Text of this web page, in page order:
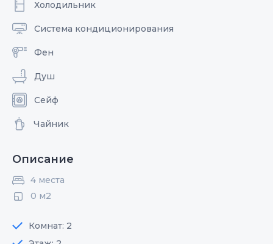
Холодильник
Система кондиционирования
Фен
Душ
Сейф
Чайник
Описание
4 места
0 м2
Комнат: 2